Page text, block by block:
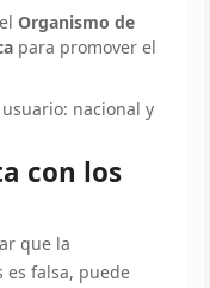
Organismo de
para promover el
nacional y
con los
que la
es falsa, puede